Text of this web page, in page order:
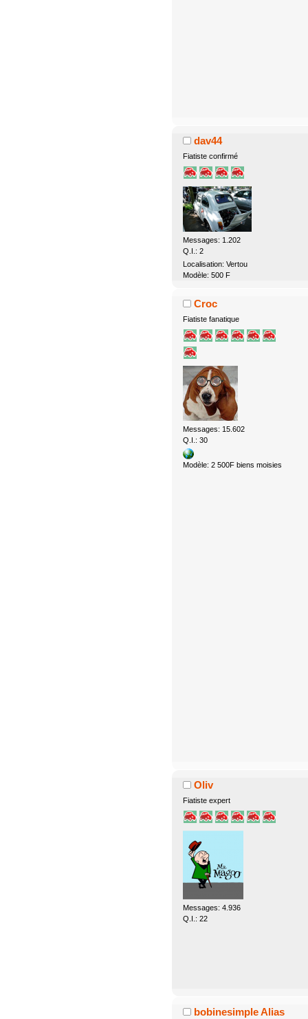
dav44
Fiatiste confirmé
Messages: 1.202
Q.I.: 2
Localisation: Vertou
Modèle: 500 F
Croc
Fiatiste fanatique
Messages: 15.602
Q.I.: 30
Modèle: 2 500F biens moisies
Oliv
Fiatiste expert
Messages: 4.936
Q.I.: 22
bobinesimple Alias